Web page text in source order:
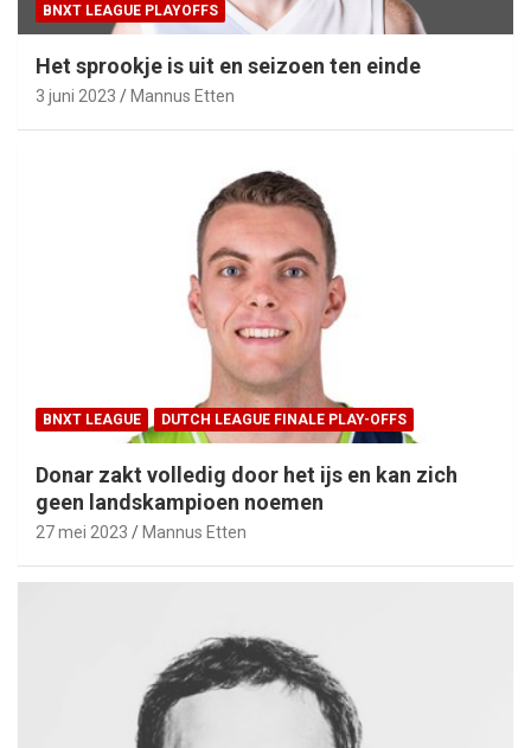
BNXT LEAGUE PLAYOFFS
Het sprookje is uit en seizoen ten einde
3 juni 2023 Mannus Etten
BNXT LEAGUE DUTCH LEAGUE FINALE PLAY-OFFS
Donar zakt volledig door het ijs en kan zich
geen landskampioen noemen
27 mei 2023 Mannus Etten